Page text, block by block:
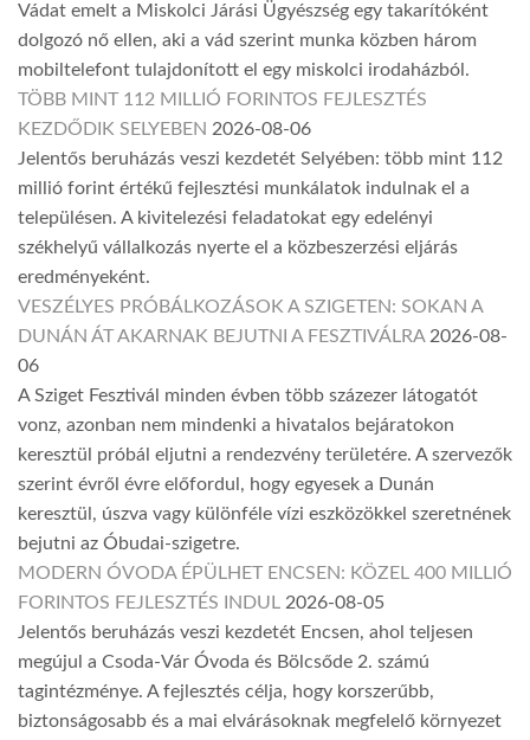
Vádat emelt a Miskolci Járási Ügyészség egy takarítóként
dolgozó nő ellen, aki a vád szerint munka közben három
mobiltelefont tulajdonított el egy miskolci irodaházból.
TÖBB MINT 112 MILLIÓ FORINTOS FEJLESZTÉS
KEZDŐDIK SELYEBEN 2026-08-06
Jelentős beruházás veszi kezdetét Selyében: több mint 112
millió forint értékű fejlesztési munkálatok indulnak el a
településen. A kivitelezési feladatokat egy edelényi
székhelyű vállalkozás nyerte el a közbeszerzési eljárás
eredményeként.
VESZÉLYES PRÓBÁLKOZÁSOK A SZIGETEN: SOKAN A
DUNÁN ÁT AKARNAK BEJUTNI A FESZTIVÁLRA 2026-08-
06
A Sziget Fesztivál minden évben több százezer látogatót
vonz, azonban nem mindenki a hivatalos bejáratokon
keresztül próbál eljutni a rendezvény területére. A szervezők
szerint évről évre előfordul, hogy egyesek a Dunán
keresztül, úszva vagy különféle vízi eszközökkel szeretnének
bejutni az Óbudai-szigetre.
MODERN ÓVODA ÉPÜLHET ENCSEN: KÖZEL 400 MILLIÓ
FORINTOS FEJLESZTÉS INDUL 2026-08-05
Jelentős beruházás veszi kezdetét Encsen, ahol teljesen
megújul a Csoda-Vár Óvoda és Bölcsőde 2. számú
tagintézménye. A fejlesztés célja, hogy korszerűbb,
biztonságosabb és a mai elvárásoknak megfelelő környezet